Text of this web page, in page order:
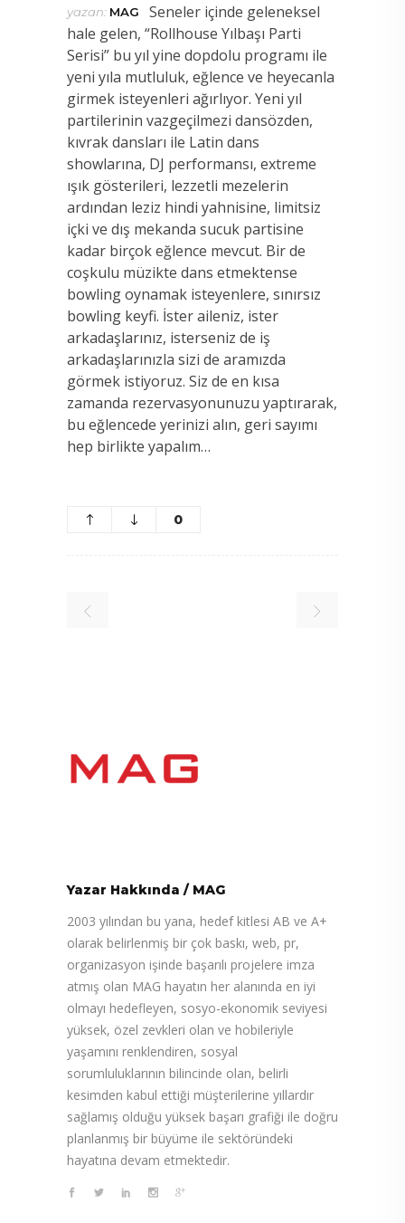
yazan: MAG
Seneler içinde geleneksel
hale gelen, “Rollhouse Yılbaşı Parti
Serisi” bu yıl yine dopdolu programı ile
yeni yıla mutluluk, eğlence ve heyecanla
girmek isteyenleri ağırlıyor. Yeni yıl
partilerinin vazgeçilmezi dansözden,
kıvrak dansları ile Latin dans
showlarına, DJ performansı, extreme
ışık gösterileri, lezzetli mezelerin
ardından leziz hindi yahnisine, limitsiz
içki ve dış mekanda sucuk partisine
kadar birçok eğlence mevcut. Bir de
coşkulu müzikte dans etmektense
bowling oynamak isteyenlere, sınırsız
bowling keyfi. İster aileniz, ister
arkadaşlarınız, isterseniz de iş
arkadaşlarınızla sizi de aramızda
görmek istiyoruz. Siz de en kısa
zamanda rezervasyonunuzu yaptırarak,
bu eğlencede yerinizi alın, geri sayımı
hep birlikte yapalım…
0
Yazar Hakkında / MAG
2003 yılından bu yana, hedef kitlesi AB ve A+
olarak belirlenmiş bir çok baskı, web, pr,
organizasyon işinde başarılı projelere imza
atmış olan MAG hayatın her alanında en iyi
olmayı hedefleyen, sosyo-ekonomik seviyesi
yüksek, özel zevkleri olan ve hobileriyle
yaşamını renklendiren, sosyal
sorumluluklarının bilincinde olan, belirli
kesimden kabul ettiği müşterilerine yıllardır
sağlamış olduğu yüksek başarı grafiği ile doğru
planlanmış bir büyüme ile sektöründeki
hayatına devam etmektedir.